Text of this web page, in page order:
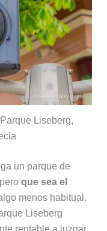
Liseberg,
un parque de
que sea el
menos habitual.
Liseberg